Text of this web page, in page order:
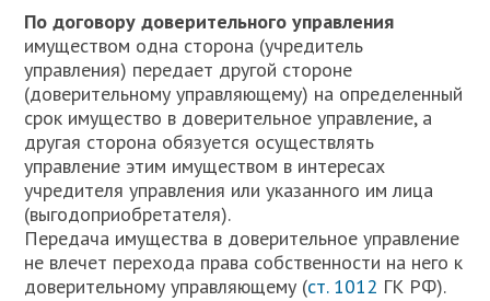
По договору доверительного управления
имуществом одна сторона (учредитель
управления) передает другой стороне
(доверительному управляющему) на определенный
срок имущество в доверительное управление, а
другая сторона обязуется осуществлять
управление этим имуществом в интересах
учредителя управления или указанного им лица
(выгодоприобретателя).
Передача имущества в доверительное управление
не влечет перехода права собственности на него к
доверительному управляющему (ст. 1012 ГК РФ).